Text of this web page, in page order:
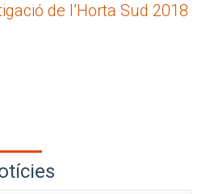
de l’Horta Sud 2018